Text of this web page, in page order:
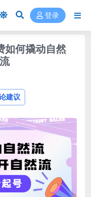
登录
如何撬动自然
建议